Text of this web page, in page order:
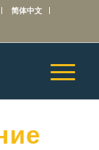
简体中文